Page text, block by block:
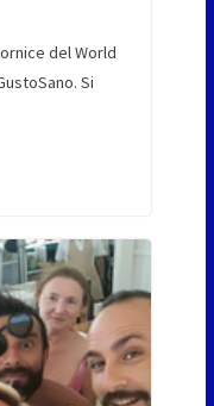
del World
Si